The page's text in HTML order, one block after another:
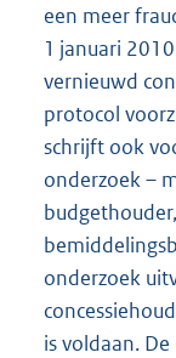
een meer
1 januari
vernieuwd
protocol
schrijft ook
onderzoek –
onderzoek
is voldaan.